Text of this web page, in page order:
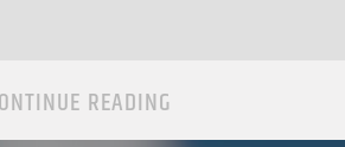
READING